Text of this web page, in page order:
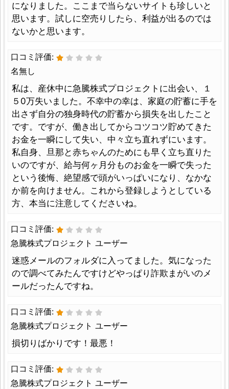
になりました。ここまで当らないサイトも珍しいと
思います。試しに空売りしたら、利益が出るのでは
ないかと思います。
口コミ評価:
名無し
私は、産休中に急騰株式プロジェクトに出会い、１
５0万失いました。不幸中の幸は、家庭の貯蓄に手を
出さず自分の独身時代の貯蓄から損失を出したこと
です。ですが、働き出してからコツコツ貯めてきた
お金を一瞬にして失い、中々立ち直れずにいます。
私自身、旦那と赤ちゃんのためにも早く立ち直りた
いのですが、給与何ヶ月分ものお金を一瞬で失った
という後悔、絶望感で頭がいっぱいになり、なかな
か前を向けません。これから登録しようとしている
方、本当に注意してくださいね。
口コミ評価:
急騰株式プロジェクト ユーザー
迷惑メールのフォルダに入ってました。気になった
ので調べてみたんですけどやっぱり詐欺まがいのメ
ールだったんですね。
口コミ評価:
急騰株式プロジェクト ユーザー
損切りばかりです！最悪！
口コミ評価:
急騰株式プロジェクト ユーザー